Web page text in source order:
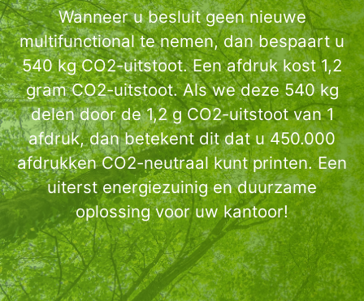
Wanneer u besluit geen nieuwe
multifunctional te nemen, dan bespaart u
540 kg CO2-uitstoot. Een afdruk kost 1,2
gram CO2-uitstoot. Als we deze 540 kg
delen door de 1,2 g CO2-uitstoot van 1
afdruk, dan betekent dit dat u 450.000
afdrukken CO2-neutraal kunt printen. Een
uiterst energiezuinig en duurzame
oplossing voor uw kantoor!